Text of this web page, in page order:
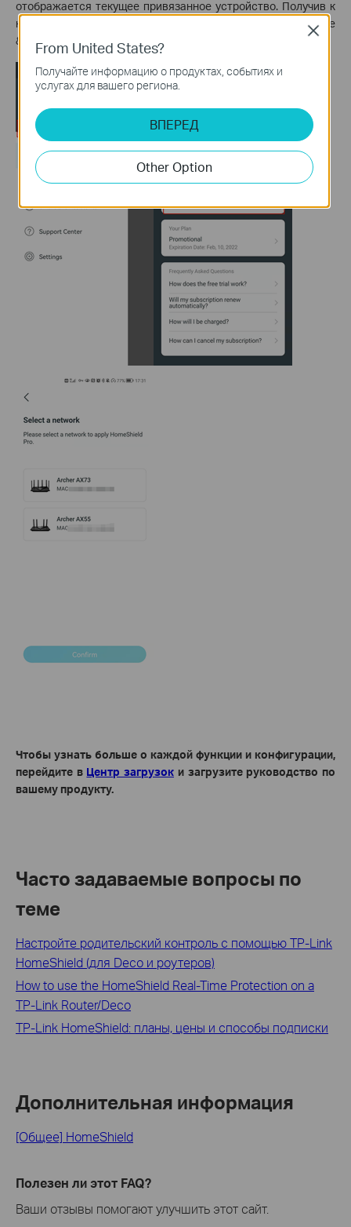
отображается текущее привязанное устройство. Получив к
нему доступ, и вы можете переключать сети на странице
&ldquoВыберите сеть” page.
Чтобы узнать больше о каждой функции и конфигурации,
перейдите в Центр загрузок и загрузите руководство по
вашему продукту.
Часто задаваемые вопросы по
теме
Настройте родительский контроль с помощью TP-Link
HomeShield (для Deco и роутеров)
How to use the HomeShield Real-Time Protection on a
TP-Link Router/Deco
TP-Link HomeShield: планы, цены и способы подписки
Дополнительная информация
[Общее] HomeShield
Полезен ли этот FAQ?
Ваши отзывы помогают улучшить этот сайт.
From United States?
Получайте информацию о продуктах, событиях и
услугах для вашего региона.
ВПЕРЕД
Other Option
Close